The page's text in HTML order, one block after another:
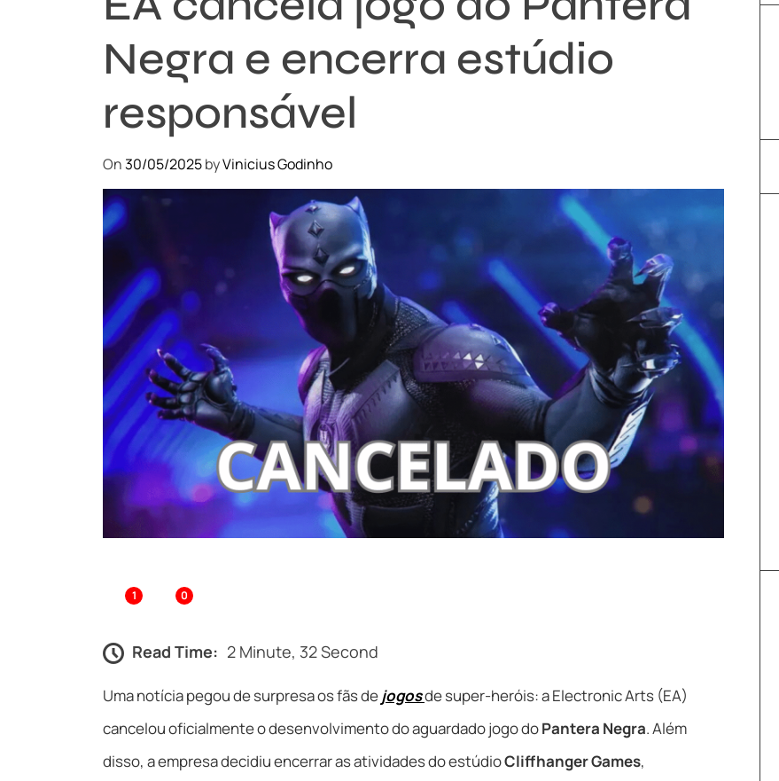
Negra e encerra estúdio
responsável
On30/05/2025byVinicius Godinho
1 0
Read Time: 2 Minute, 32 Second
Uma notícia pegou de surpresa os fãs dejogosde super-heróis: a Electronic Arts (EA)
cancelou oficialmente o desenvolvimento do aguardado jogo doPantera Negra. Além
disso, a empresa decidiu encerrar as atividades do estúdioCliffhanger Games,